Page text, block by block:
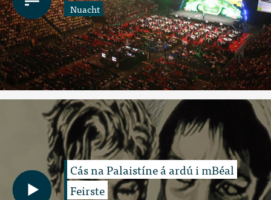
Nuacht
Cás na Palaistíne á ardú i mBéal
Feirste